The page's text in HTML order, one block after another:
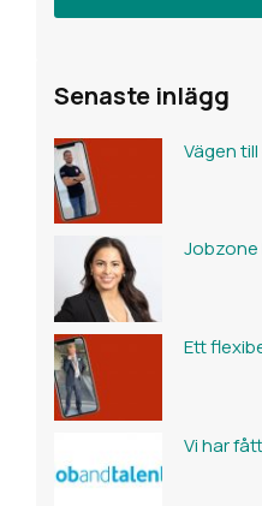
Senaste inlägg
Vägen
Jobzone
Ett
Vi har